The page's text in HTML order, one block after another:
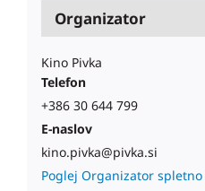
Organizator
Kino Pivka
Telefon
+386 30 644 799
E-naslov
kino.pivka@pivka.si
Poglej Organizator